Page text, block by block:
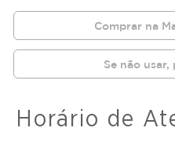
Comprar na
Se não
Horário de